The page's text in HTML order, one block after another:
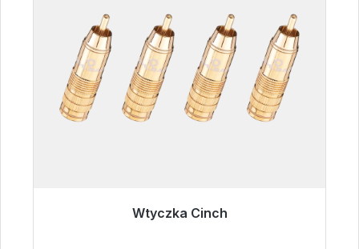
Wtyczka Cinch
Gotowy do natychmiastowej wysyłki, czas